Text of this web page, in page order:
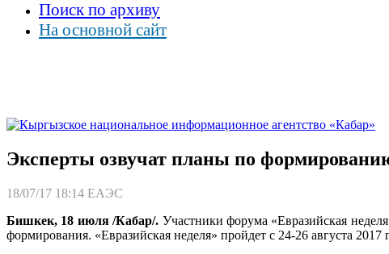
Поиск по архиву
На основной сайт
Эксперты озвучат планы по
18/07/17 18:14 ЕАЭС
Бишкек, 18 июля /Кабар/. Участники форума «Евразийская
формирования. «Евразийская неделя» пройдет с 24-26 августа